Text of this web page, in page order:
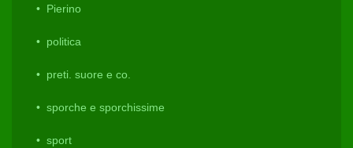
Pierino
politica
preti. suore e co.
sporche e sporchissime
sport